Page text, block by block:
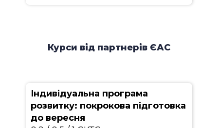
Курси від партнерів ЄАС
Індивідуальна програма
розвитку: покрокова підготовка
до вересня